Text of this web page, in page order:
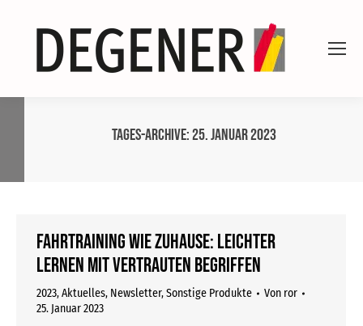
Tages-Archive:25. Januar 2023
Fahrtraining wie zuhause: Leichter
lernen mit vertrauten Begriffen
2023,Aktuelles, Newsletter,Sonstige Produkte Von ror
25. Januar 2023